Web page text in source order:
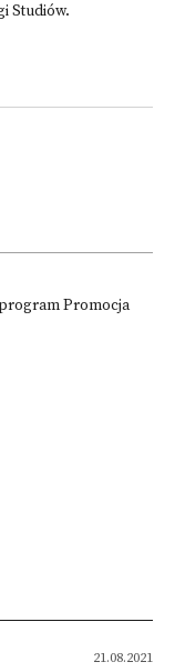
Studiów.
Promocja
21.08.2021